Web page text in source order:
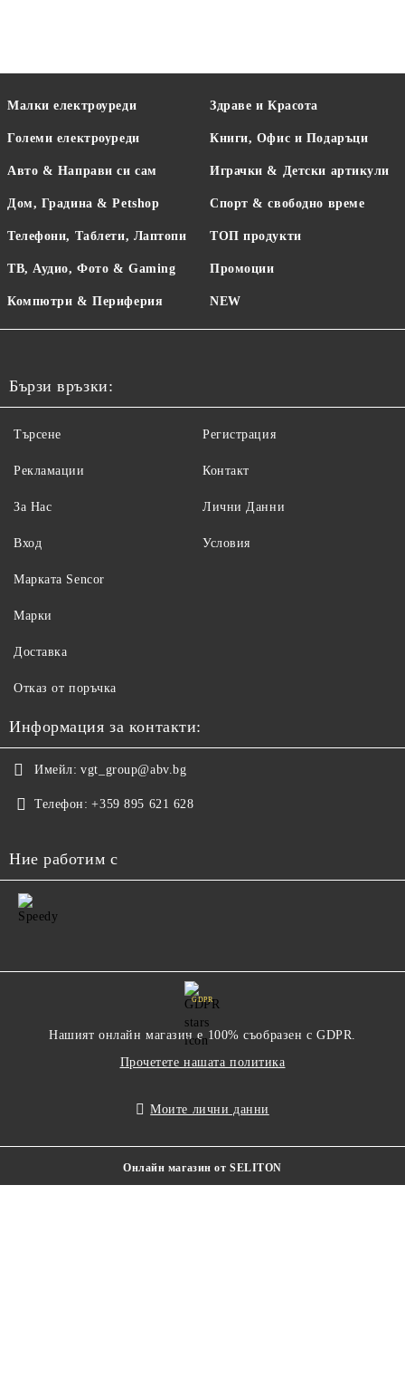
Малки електроуреди
Големи електроуреди
Авто & Направи си сам
Дом, Градина & Petshop
Телефони, Таблети, Лаптопи
ТВ, Аудио, Фото & Gaming
Компютри & Периферия
Здраве и Красота
Книги, Офис и Подаръци
Играчки & Детски артикули
Спорт & свободно време
ТОП продукти
Промоции
NEW
Бързи връзки:
Търсене
Рекламации
За Нас
Вход
Регистрация
Контакт
Лични Данни
Условия
Maрката Sencor
Марки
Доставка
Отказ от поръчка
Информация за контакти:
Имейл: vgt_group@abv.bg
Телефон: +359 895 621 628
Ние работим с
GDPR
Нашият онлайн магазин е 100% съобразен с GDPR.
Прочетете нашата политика
Моите лични данни
Онлайн магазин от SELITON